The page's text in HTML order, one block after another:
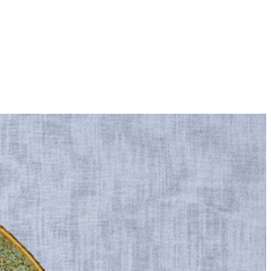
vuur.